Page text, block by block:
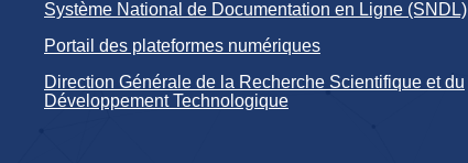
Système National de Documentation en Ligne (SNDL)
Portail des plateformes numériques
Direction Générale de la Recherche Scientifique et du
Développement Technologique